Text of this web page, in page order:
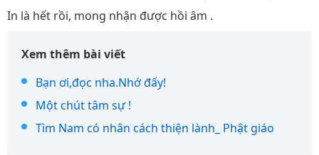
In là hết rồi, mong nhận được hồi âm .
Xem thêm bài viết
Bạn ơi,đọc nha.Nhớ đấy!
Một chút tâm sự !
Tìm Nam có nhân cách thiện lành_ Phật giáo